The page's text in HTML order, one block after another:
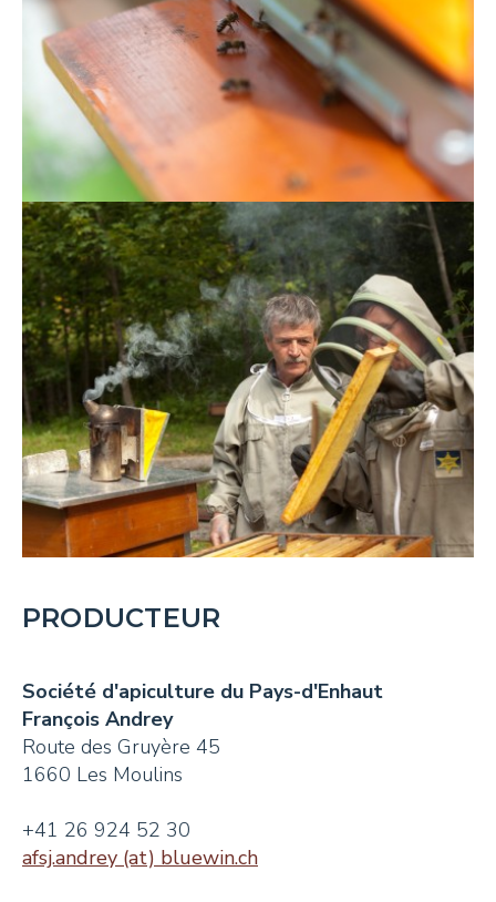
PRODUCTEUR
Société d'apiculture du Pays-d'Enhaut
François Andrey
Route des Gruyère 45
1660 Les Moulins
+41 26 924 52 30
afsj.andrey (at) bluewin.ch